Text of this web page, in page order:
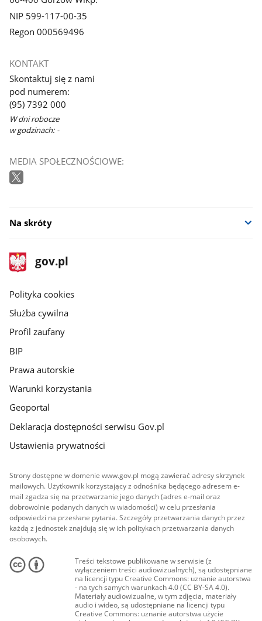
NIP 599-117-00-35
Regon 000569496
KONTAKT
Skontaktuj się z nami
pod numerem:
(95) 7392 000
W dni robocze
w godzinach: -
MEDIA SPOŁECZNOŚCIOWE:
Na skróty
stopka
gov.pl
Strona
gov.pl
gov.pl
Polityka cookies
Służba cywilna
Profil zaufany
BIP
Prawa autorskie
Warunki korzystania
Geoportal
Deklaracja dostępności serwisu Gov.pl
Ustawienia prywatności
Strony dostępne w domenie www.gov.pl mogą zawierać adresy skrzynek
mailowych. Użytkownik korzystający z odnośnika będącego adresem e-
mail zgadza się na przetwarzanie jego danych (adres e-mail oraz
dobrowolnie podanych danych w wiadomości) w celu przesłania
odpowiedzi na przesłane pytania. Szczegóły przetwarzania danych przez
każdą z jednostek znajdują się w ich politykach przetwarzania danych
osobowych.
Treści tekstowe publikowane w serwisie (z
wyłączeniem treści audiowizualnych), są udostępniane
na licencji typu Creative Commons: uznanie autorstwa
- na tych samych warunkach 4.0 (CC BY-SA 4.0).
Materiały audiowizualne, w tym zdjęcia, materiały
audio i wideo, są udostępniane na licencji typu
Creative Commons: uznanie autorstwa użycie